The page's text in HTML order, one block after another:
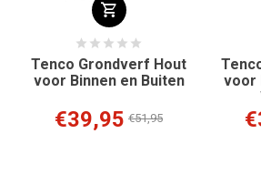
Tenco Grondverf Hout
voor Binnen en Buiten
€39,95 €51,95
voor